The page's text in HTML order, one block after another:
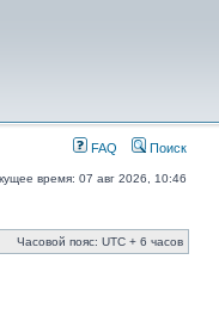
FAQ Поиск
время: 07 авг 2026, 10:46
Часовой пояс: UTC + 6 часов